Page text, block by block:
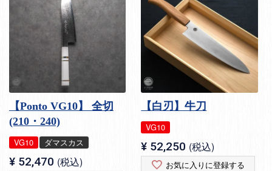
【Ponto VG10】 全切
(210・240)
VG10 ダマスカス
¥ 52,470 税込
【白刃】牛刀
VG10
¥ 52,250 税込
お気に入りに登録する